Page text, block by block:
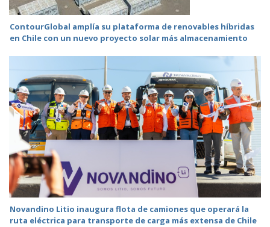
ContourGlobal amplía su plataforma de renovables híbridas
en Chile con un nuevo proyecto solar más almacenamiento
Novandino Litio inaugura flota de camiones que operará la
ruta eléctrica para transporte de carga más extensa de Chile